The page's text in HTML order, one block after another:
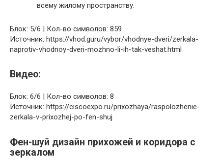
всему жилому пространству.
Блок: 5/6 | Кол-во символов: 859
Источник: https://vhod.guru/vybor/vhodnye-dveri/zerkala-
naprotiv-vhodnoy-dveri-mozhno-li-ih-tak-veshat.html
Видео:
Блок: 6/6 | Кол-во символов: 8
Источник: https://ciscoexpo.ru/prixozhaya/raspolozhenie-
zerkala-v-prixozhej-po-fen-shuj
Фен-шуй дизайн прихожей и коридора с
зеркалом